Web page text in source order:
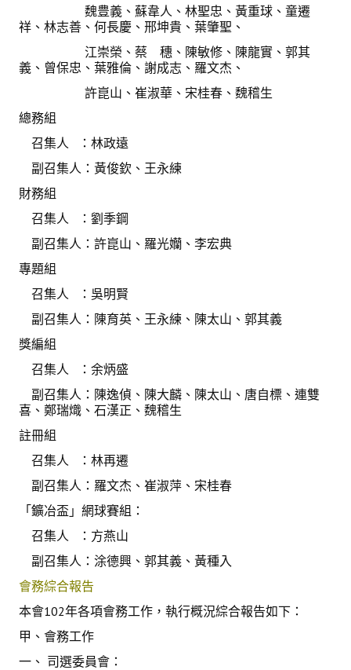
盧善棟獎學金評選辦法
鑛冶論文獎初選作業細則
獎章委員會簡則
傑出服務貢獻獎設置辦法
場地租借管理辦法
會員代表選舉辦法
追憶盧善棟前理事長
盧善棟獎學金
盧善棟獎學金得獎人
歷年技術獎章得獎人
技術獎章得獎人介紹
歷年大專學生獎勵金得獎人
歷年論文獎得獎人
歷年傑出服務貢獻獎得獎人
歷年保安獎章得獎人
榮譽榜
本會榮獲內政部104年全國性社會暨職業團體工作品鑑「甲等獎」
魏豊義、蘇韋人、林聖忠、黃重球、童遷
祥、林志善、何長慶、邢坤貴、葉肇聖、
江崇榮、蔡 穗、陳敏修、陳龍實、郭其
義、曾保忠、葉雅倫、謝成志、羅文杰、
許崑山、崔淑華、宋桂春、魏稽生
總務組
召集人 ：林政遠
副召集人：黃俊欽、王永練
財務組
召集人 ：劉季鋼
副召集人：許崑山、羅光孏、李宏典
專題組
召集人 ：吳明賢
副召集人：陳育英、王永練、陳太山、郭其義
獎編組
召集人 ：余炳盛
副召集人：陳逸偵、陳大麟、陳太山、唐自標、連雙
喜、鄭瑞熾、石漢正、魏稽生
註冊組
召集人 ：林再遷
副召集人：羅文杰、崔淑萍、宋桂春
「鑛冶盃」網球賽組：
召集人 ：方燕山
副召集人：涂德興、郭其義、黃種入
會務綜合報告
本會102年各項會務工作，執行概況綜合報告如下：
甲、會務工作
一、 司選委員會：